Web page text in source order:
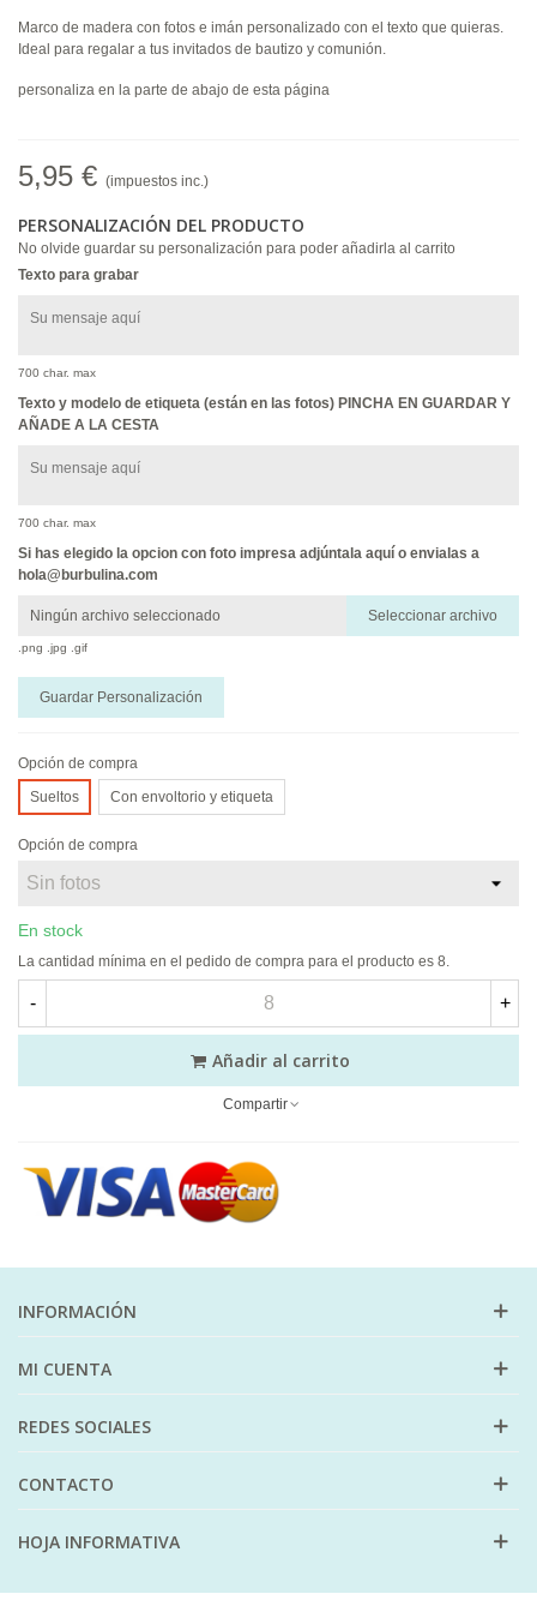
Marco de madera con fotos e imán personalizado con el texto que quieras.
Ideal para regalar a tus invitados de bautizo y comunión.
personaliza en la parte de abajo de esta página
5,95 € (impuestos inc.)
PERSONALIZACIÓN DEL PRODUCTO
No olvide guardar su personalización para poder añadirla al carrito
Texto para grabar
700 char. max
Texto y modelo de etiqueta (están en las fotos) PINCHA EN GUARDAR Y
AÑADE A LA CESTA
700 char. max
Si has elegido la opcion con foto impresa adjúntala aquí o envialas a
hola@burbulina.com
Ningún archivo seleccionado Seleccionar archivo
.png .jpg .gif
Guardar Personalización
Opción de compra
Sueltos
Con envoltorio y etiqueta
Opción de compra
En stock
La cantidad mínima en el pedido de compra para el producto es 8.
- +
Añadir al carrito
Compartir
INFORMACIÓN
MI CUENTA
REDES SOCIALES
CONTACTO
HOJA INFORMATIVA